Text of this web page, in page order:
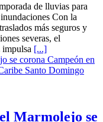
de lluvias para
Con la
más seguros y
severas, el
[...]
Marmolejo se